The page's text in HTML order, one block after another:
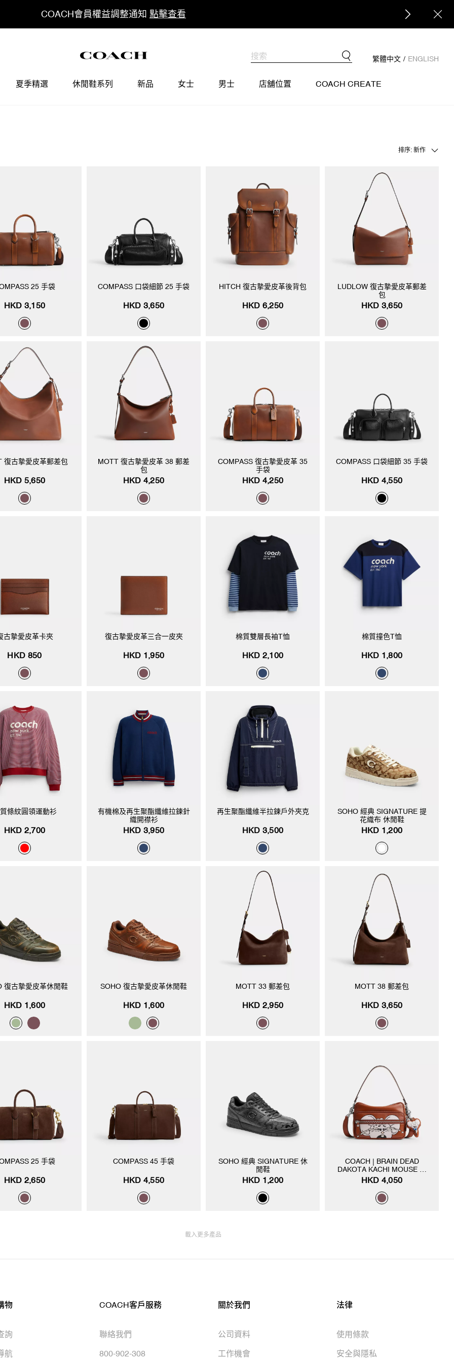
COACH會員權益調整通知 點擊查看
繁體中文 / ENGLISH
夏季精選 休閒鞋系列 新品 女士 男士 店舖位置 COACH CREATE
排序: 新作
25 手袋
HKD 3,150
COMPASS 口袋細節 25 手袋
HKD 3,650
HITCH 復古摯愛皮革後背包
HKD 6,250
LUDLOW 復古摯愛皮革郵差
包
HKD 3,650
復古摯愛皮革郵差包
HKD 5,650
MOTT 復古摯愛皮革 38 郵差
包
HKD 4,250
COMPASS 復古摯愛皮革 35
手袋
HKD 4,250
COMPASS 口袋細節 35 手袋
HKD 4,550
古摯愛皮革卡夾
HKD 850
復古摯愛皮革三合一皮夾
HKD 1,950
棉質雙層長袖T恤
HKD 2,100
棉質撞色T恤
HKD 1,800
條紋圓領運動衫
HKD 2,700
有機棉及再生聚酯纖維拉鍊針
織開襟衫
HKD 3,950
再生聚酯纖維半拉鍊戶外夾克
HKD 3,500
SOHO 經典 SIGNATURE 提
花織布 休閒鞋
HKD 1,200
復古摯愛皮革休閒鞋
HKD 1,600
SOHO 復古摯愛皮革休閒鞋
HKD 1,600
MOTT 33 郵差包
HKD 2,950
MOTT 38 郵差包
HKD 3,650
25 手袋
HKD 2,650
COMPASS 45 手袋
HKD 4,550
SOHO 經典 SIGNATURE 休
閒鞋
HKD 1,200
COACH | BRAIN DEAD
DAKOTA KACHI MOUSE 圖
案 斜背手袋
HKD 4,050
載入更多產品
物
詢
航
COACH客戶服務
聯絡我們
800-902-308
關於我們
公司資料
工作機會
法律
使用條款
安全與隱私